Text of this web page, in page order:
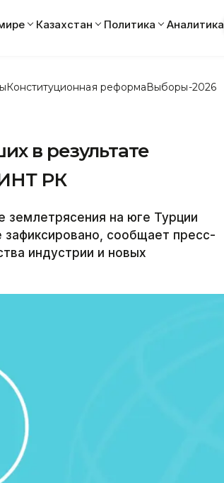
Казахстан Политика Аналитика
Конституционная реформаВыборы-2026
в результате
РК
на юге Турции
зафиксировано, сообщает пресс-
индустрии и новых